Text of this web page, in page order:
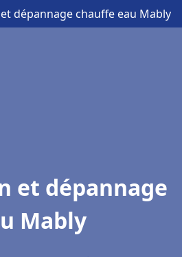
dépannage chauffe eau Mably
et dépannage
Mably